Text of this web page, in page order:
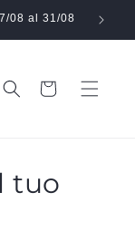
08 al 31/08
Carrello
tuo